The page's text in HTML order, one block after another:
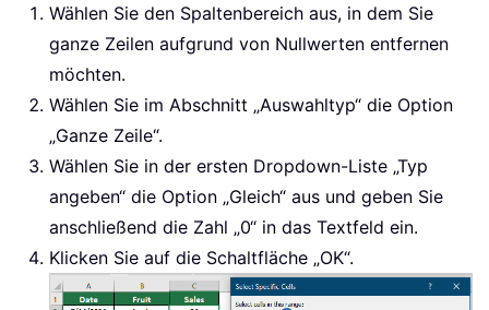
Wählen Sie den Spaltenbereich aus, in dem Sie
ganze Zeilen aufgrund von Nullwerten entfernen
möchten.
Wählen Sie im Abschnitt „Auswahltyp“ die Option
„Ganze Zeile“.
Wählen Sie in der ersten Dropdown-Liste „Typ
angeben“ die Option „Gleich“ aus und geben Sie
anschließend die Zahl „0“ in das Textfeld ein.
Klicken Sie auf die Schaltfläche „OK“.